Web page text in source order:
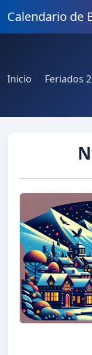
Calendario de
Inicio Feriados